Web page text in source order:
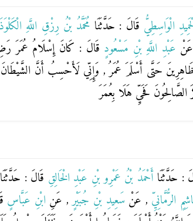
الْوَاسِطِيُّ قَالَ : حَدَّثَنَا مُحَمَّدُ بْنُ رِزْقِ اللَّهِ
عَبْدِ اللَّهِ بْنِ مَسْعُودٍ قَالَ : كَانَ إِسْلَامُ عُمَرَ
ظَاهِرِينَ حَتَّى أَسْلَمَ عُمَرُ , وَإِنِّي لَأَحْسِبُ أَنَّ
الصَّالِحُونَ فَحَيِّ هَلَا بِعُمَرَ
: حَدَّثَنَا أَحْمَدُ بْنُ عَمْرِو بْنِ عَبْدِ الْخَالِقِ قَالَ : حَدَّثَنَا
الرُّمَّانِيِّ , عَنْ سَعِيدِ بْنِ جُبَيْرٍ, عَنِ ابْنِ عَبَّاسٍ